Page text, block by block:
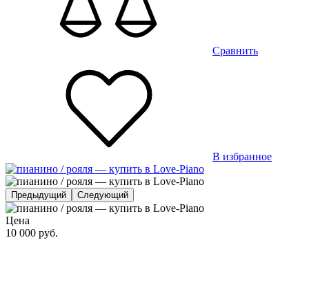
Сравнить
В избранное
Предыдущий Следующий
Цена
10 000 руб.